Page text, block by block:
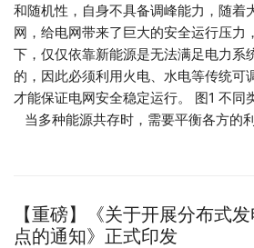
和随机性，自身不具备调峰能力，随着
网，给电网带来了巨大的安全运行压力
下，仅仅依靠新能源是无法满足电力系
的，因此必须利用火电、水电等传统可
才能保证电网安全稳定运行。 图1 不
当多种能源共存时，需要平衡各方的
【重磅】《关于开展分布式
点的通知》正式印发